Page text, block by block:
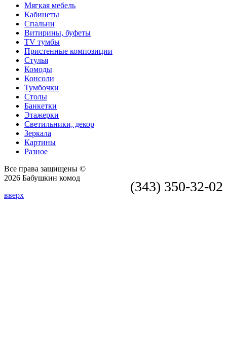
Мягкая мебель
Кабинеты
Спальни
Витирины, буфеты
TV тумбы
Пристенные композиции
Стулья
Комоды
Консоли
Тумбочки
Столы
Банкетки
Этажерки
Светильники, декор
Зеркала
Картины
Разное
(343) 350-32-02
Все права защищены ©
2026 Бабушкин комод
вверх